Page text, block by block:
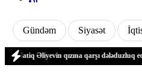
Gündəm Siyasət
Əliyevin qızına qarşı dələduzluq edildi